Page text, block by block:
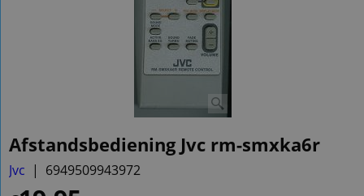
Afstandsbediening Jvc rm-smxka6r
Jvc 6949509943972